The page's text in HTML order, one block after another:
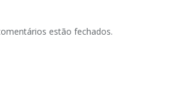
estão fechados.